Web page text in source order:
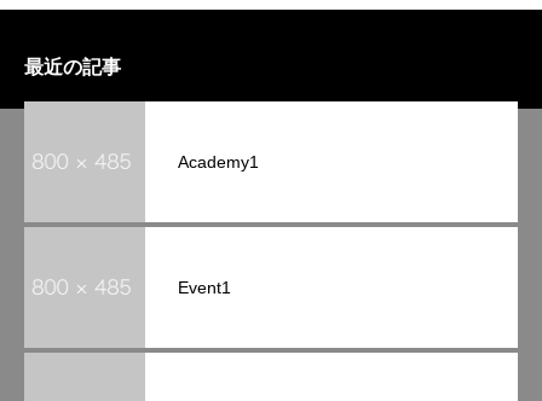
最近の記事
Academy1
Event1